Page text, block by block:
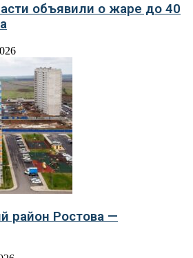
объявили о жаре до 40
район Ростова —